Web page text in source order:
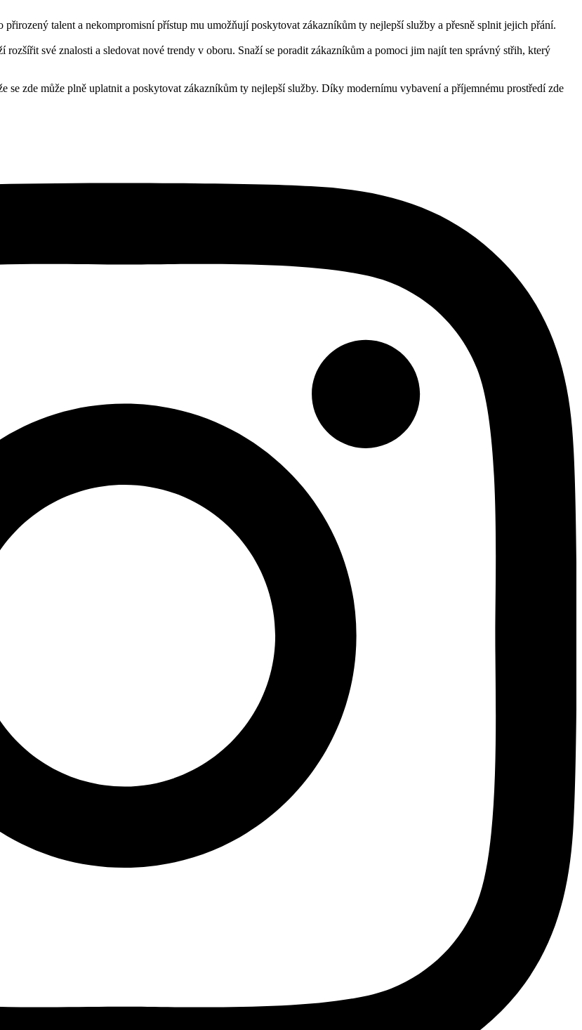
talent a nekompromisní přístup mu umožňují poskytovat zákazníkům ty nejlepší služby a přesně splnit jejich přání.
své znalosti a sledovat nové trendy v oboru. Snaží se poradit zákazníkům a pomoci jim najít ten správný střih, který
zde může plně uplatnit a poskytovat zákazníkům ty nejlepší služby. Díky modernímu vybavení a příjemnému prostředí zde